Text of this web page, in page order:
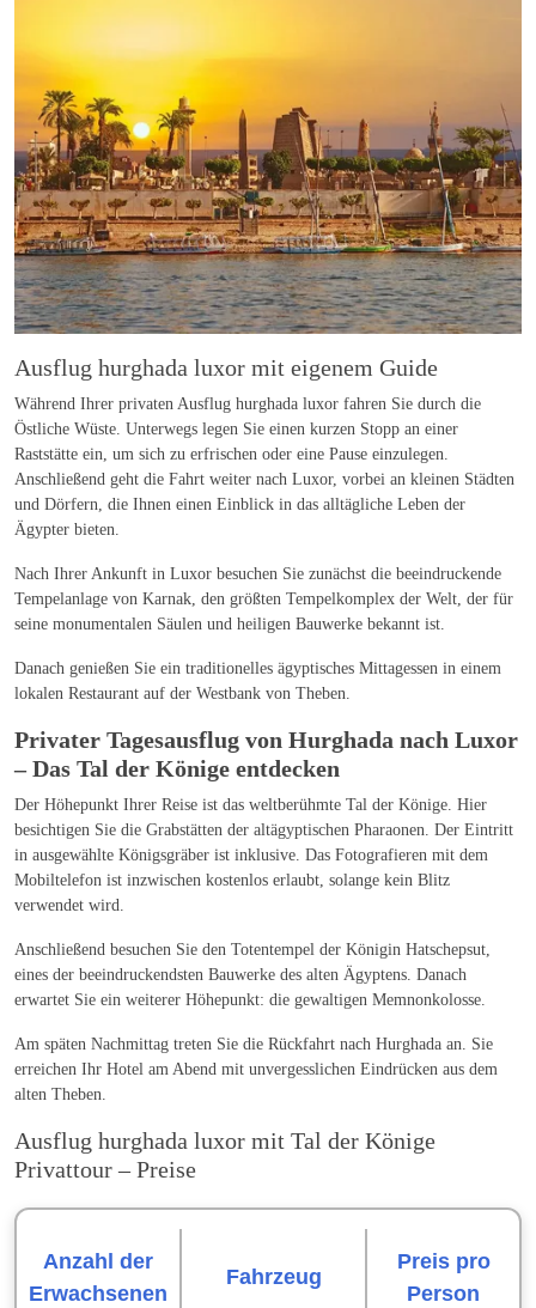
Ausflug hurghada luxor mit eigenem Guide
Während Ihrer privaten Ausflug hurghada luxor fahren Sie durch die
Östliche Wüste. Unterwegs legen Sie einen kurzen Stopp an einer
Raststätte ein, um sich zu erfrischen oder eine Pause einzulegen.
Anschließend geht die Fahrt weiter nach Luxor, vorbei an kleinen Städten
und Dörfern, die Ihnen einen Einblick in das alltägliche Leben der
Ägypter bieten.
Nach Ihrer Ankunft in Luxor besuchen Sie zunächst die beeindruckende
Tempelanlage von Karnak, den größten Tempelkomplex der Welt, der für
seine monumentalen Säulen und heiligen Bauwerke bekannt ist.
Danach genießen Sie ein traditionelles ägyptisches Mittagessen in einem
lokalen Restaurant auf der Westbank von Theben.
Privater Tagesausflug von Hurghada nach Luxor
– Das Tal der Könige entdecken
Der Höhepunkt Ihrer Reise ist das weltberühmte Tal der Könige. Hier
besichtigen Sie die Grabstätten der altägyptischen Pharaonen. Der Eintritt
in ausgewählte Königsgräber ist inklusive. Das Fotografieren mit dem
Mobiltelefon ist inzwischen kostenlos erlaubt, solange kein Blitz
verwendet wird.
Anschließend besuchen Sie den Totentempel der Königin Hatschepsut,
eines der beeindruckendsten Bauwerke des alten Ägyptens. Danach
erwartet Sie ein weiterer Höhepunkt: die gewaltigen Memnonkolosse.
Am späten Nachmittag treten Sie die Rückfahrt nach Hurghada an. Sie
erreichen Ihr Hotel am Abend mit unvergesslichen Eindrücken aus dem
alten Theben.
Ausflug hurghada luxor mit Tal der Könige
Privattour – Preise
Anzahl der
Erwachsenen
Fahrzeug
Preis pro
Person